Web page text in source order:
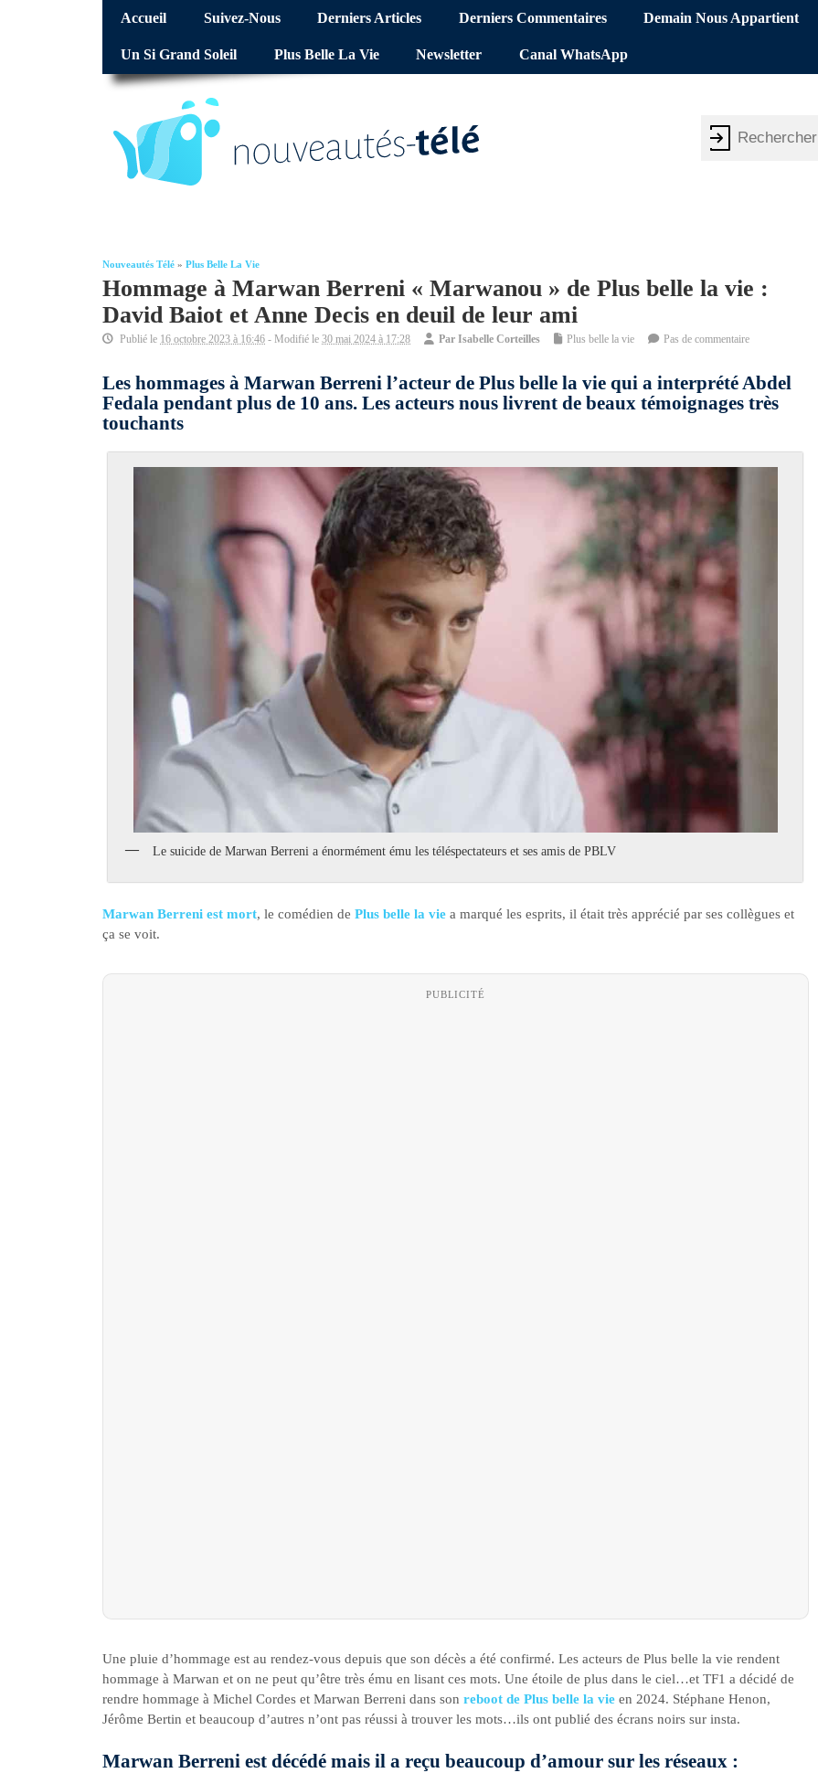
Accueil Suivez-Nous Derniers Articles Derniers Commentaires Demain Nous Appartient
Un Si Grand Soleil Plus Belle La Vie Newsletter Canal WhatsApp
Nouveautés Télé » Plus Belle La Vie
Hommage à Marwan Berreni « Marwanou » de Plus belle la vie :
David Baiot et Anne Decis en deuil de leur ami
Publié le 16 octobre 2023 à 16:46 - Modifié le 30 mai 2024 à 17:28 Par Isabelle Corteilles Plus belle la vie Pas de commentaire
Les hommages à Marwan Berreni l’acteur de Plus belle la vie qui a interprété Abdel
Fedala pendant plus de 10 ans. Les acteurs nous livrent de beaux témoignages très
touchants
Le suicide de Marwan Berreni a énormément ému les téléspectateurs et ses amis de PBLV
Marwan Berreni est mort, le comédien de Plus belle la vie a marqué les esprits, il était très apprécié par ses collègues et
ça se voit.
PUBLICITÉ
Une pluie d’hommage est au rendez-vous depuis que son décès a été confirmé. Les acteurs de Plus belle la vie rendent
hommage à Marwan et on ne peut qu’être très ému en lisant ces mots. Une étoile de plus dans le ciel…et TF1 a décidé de
rendre hommage à Michel Cordes et Marwan Berreni dans son reboot de Plus belle la vie en 2024. Stéphane Henon,
Jérôme Bertin et beaucoup d’autres n’ont pas réussi à trouver les mots…ils ont publié des écrans noirs sur insta.
Marwan Berreni est décédé mais il a reçu beaucoup d’amour sur les réseaux :